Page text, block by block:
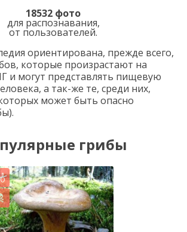
18532 фото
для распознавания,
от пользователей.
ориентирована, прежде всего,
которые произрастают на
и могут представлять пищевую
а так-же те, среди них,
может быть опасно
грибы